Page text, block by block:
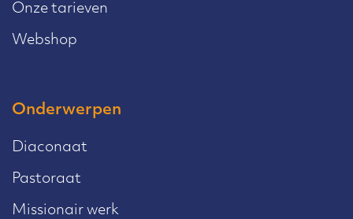
Onze tarieven
Webshop
Onderwerpen
Diaconaat
Pastoraat
Missionair werk